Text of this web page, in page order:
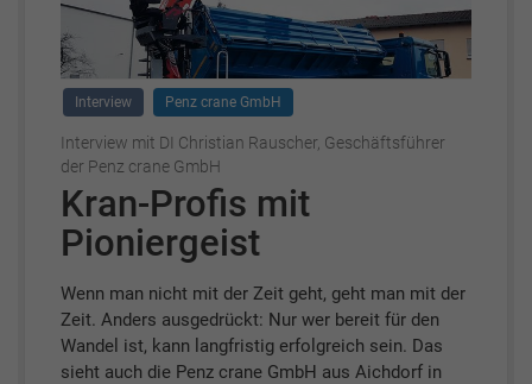
Interview Penz crane GmbH
Interview mit DI Christian Rauscher, Geschäftsführer
der Penz crane GmbH
Kran-Profis mit
Pioniergeist
Wenn man nicht mit der Zeit geht, geht man mit der
Zeit. Anders ausgedrückt: Nur wer bereit für den
Wandel ist, kann langfristig erfolgreich sein. Das
sieht auch die Penz crane GmbH aus Aichdorf in